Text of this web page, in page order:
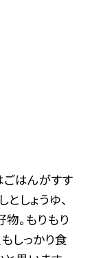
はんがすす
しょうゆ、
。もりもり
しっかり食